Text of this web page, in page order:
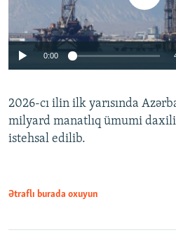
Auto 240p
0:00
2026-cı ilin ilk yarısında
milyard manatlıq ümumi
istehsal edilib.
Ətraflı burada oxuyun